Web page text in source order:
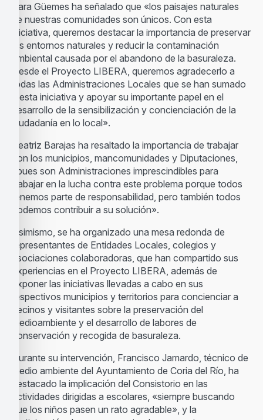
Sara Güemes ha señalado que «los paisajes naturales
de nuestras comunidades son únicos. Con esta
iniciativa, queremos destacar la importancia de preservar
los entornos naturales y reducir la contaminación
ambiental causada por el abandono de la basuraleza.
Desde el Proyecto LIBERA, queremos agradecerlo a
todas las Administraciones Locales que se han sumado
a esta iniciativa y apoyar su importante papel en el
desarrollo de la sensibilización y concienciación de la
ciudadanía en lo local».
Beatriz Barajas ha resaltado la importancia de trabajar
con los municipios, mancomunidades y Diputaciones,
«pues son Administraciones imprescindibles para
trabajar en la lucha contra este problema porque todos
tenemos parte de responsabilidad, pero también todos
podemos contribuir a su solución».
Asimismo, se ha organizado una mesa redonda de
representantes de Entidades Locales, colegios y
asociaciones colaboradoras, que han compartido sus
experiencias en el Proyecto LIBERA, además de
exponer las iniciativas llevadas a cabo en sus
respectivos municipios y territorios para concienciar a
vecinos y visitantes sobre la preservación del
medioambiente y el desarrollo de labores de
conservación y recogida de basuraleza.
Durante su intervención, Francisco Jamardo, técnico de
medio ambiente del Ayuntamiento de Coria del Río, ha
destacado la implicación del Consistorio en las
actividades dirigidas a escolares, «siempre buscando
que los niños pasen un rato agradable», y la